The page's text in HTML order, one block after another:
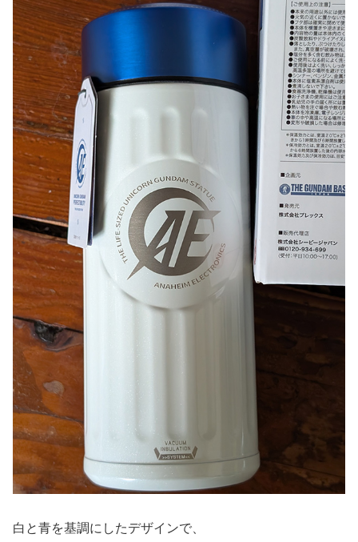
白と青を基調にしたデザインで、